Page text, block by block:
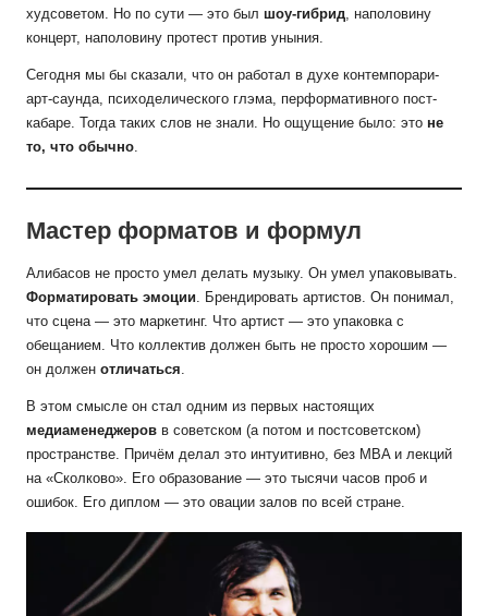
худсоветом. Но по сути — это был шоу-гибрид, наполовину
концерт, наполовину протест против уныния.
Сегодня мы бы сказали, что он работал в духе контемпорари-
арт-саунда, психоделического глэма, перформативного пост-
кабаре. Тогда таких слов не знали. Но ощущение было: это не
то, что обычно.
Мастер форматов и формул
Алибасов не просто умел делать музыку. Он умел упаковывать.
Форматировать эмоции . Брендировать артистов. Он понимал,
что сцена — это маркетинг. Что артист — это упаковка с
обещанием. Что коллектив должен быть не просто хорошим —
он должен отличаться
В этом смысле он стал одним из первых настоящих
медиаменеджеров в советском (а потом и постсоветском)
пространстве. Причём делал это интуитивно, без MBA и лекций
на «Сколково». Его образование — это тысячи часов проб и
ошибок. Его диплом — это овации залов по всей стране.